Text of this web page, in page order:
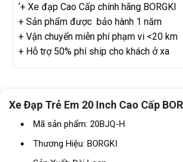
‘+ Xe đạp Cao Cấp chính hãng BORGKI
+ Sản phẩm được bảo hành 1 năm
+ Vận chuyển miễn phí phạm vi <20 km
+ Hỗ trợ 50% phí ship cho khách ở xa
Xe Đạp Trẻ Em 20 Inch Cao Cấp
Mã sản phẩm: 20BJQ-H
Thương Hiệu: BORGKI